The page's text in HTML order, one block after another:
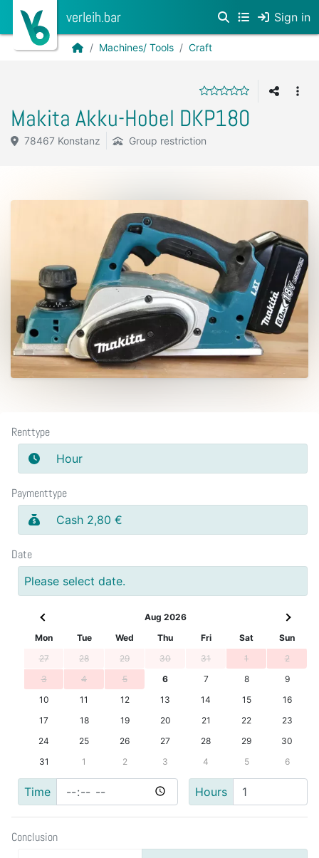
verleih.bar Sign in
Machines/ Tools Craft
Makita Akku-Hobel DKP180
78467 Konstanz Group restriction
Renttype
Hour
Paymenttype
Cash 2,80 €
Date
Please select date.
Aug 2026
Mon
Tue Wed Thu Fri Sat
Sun
27
28 29 30 31 1
2
3
4 5 6 7 8
9
10
11 12 13 14 15
16
17
18 19 20 21 22
23
24
25 26 27 28 29
30
31
1 2 3 4 5 6
Time Hours
Conclusion